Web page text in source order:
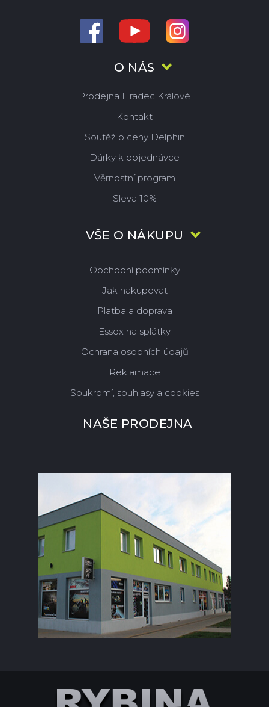
O NÁS
Prodejna Hradec Králové
Kontakt
Soutěž o ceny Delphin
Dárky k objednávce
Věrnostní program
Sleva 10%
VŠE O NÁKUPU
Obchodní podmínky
Jak nakupovat
Platba a doprava
Essox na splátky
Ochrana osobních údajů
Reklamace
Soukromí, souhlasy a cookies
NAŠE PRODEJNA